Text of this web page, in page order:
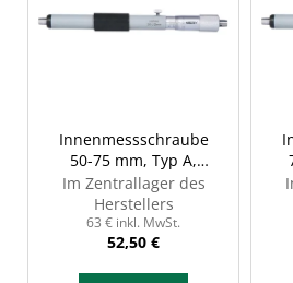
Innenmessschraube
50-75 mm, Typ A,
INSIZE 3229-75
Im Zentrallager des
Herstellers
63 € inkl. MwSt.
52,50 €